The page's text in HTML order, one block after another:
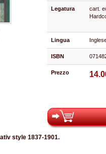
Legatura
cart.
Lingua
ISBN
Prezzo
style 1837-1901.